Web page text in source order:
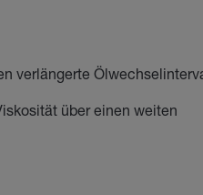
verlängerte
über einen weiten